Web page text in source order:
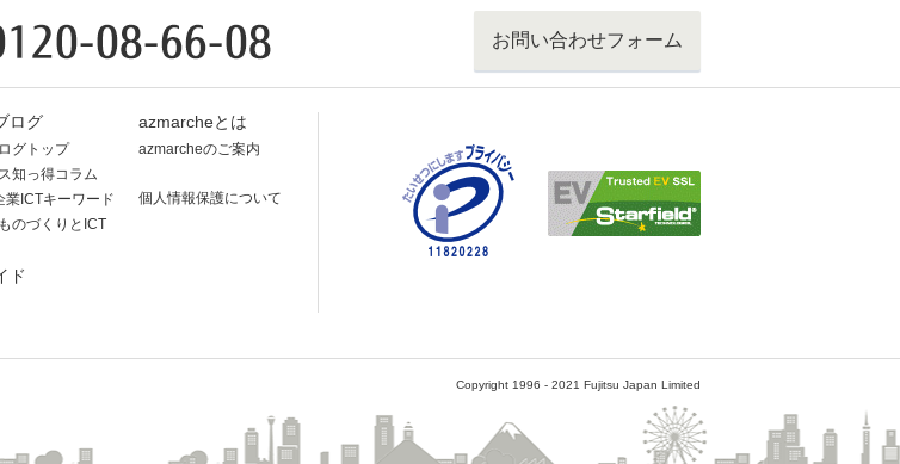
お問い合わせフォーム
ログ
グトップ
知っ得コラム
業ICTキーワード
のづくりとICT
ド
azmarcheとは
azmarcheのご案内
個人情報保護について
Copyright 1996 - 2021 Fujitsu Japan Limited